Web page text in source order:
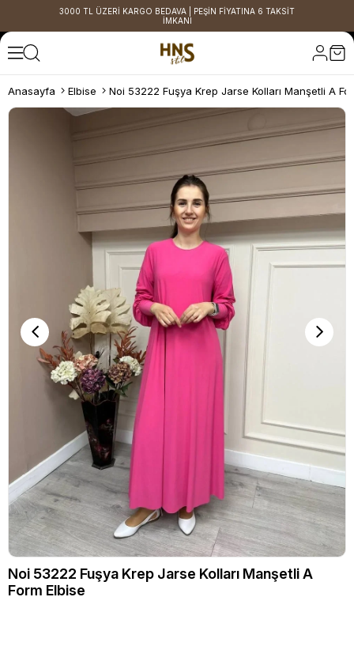
3000 TL ÜZERİ KARGO BEDAVA | PEŞİN FİYATINA 6 TAKSİT
İMKANI
Anasayfa Elbise
Noi 53222 Fuşya Krep Jarse Kolları Manşetli A
Form Elbise